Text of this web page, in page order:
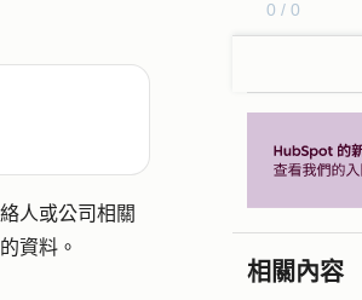
人或公司相關
資料。
0 / 0
相關內容